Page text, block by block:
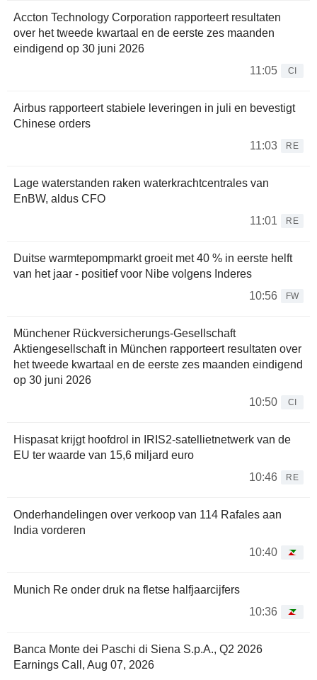
Accton Technology Corporation rapporteert resultaten
over het tweede kwartaal en de eerste zes maanden
eindigend op 30 juni 2026
11:05
CI
Airbus rapporteert stabiele leveringen in juli en bevestigt
Chinese orders
11:03
RE
Lage waterstanden raken waterkrachtcentrales van
EnBW, aldus CFO
11:01
RE
Duitse warmtepompmarkt groeit met 40 % in eerste helft
van het jaar - positief voor Nibe volgens Inderes
10:56
FW
Münchener Rückversicherungs-Gesellschaft
Aktiengesellschaft in München rapporteert resultaten over
het tweede kwartaal en de eerste zes maanden eindigend
op 30 juni 2026
10:50
CI
Hispasat krijgt hoofdrol in IRIS2-satellietnetwerk van de
EU ter waarde van 15,6 miljard euro
10:46
RE
Onderhandelingen over verkoop van 114 Rafales aan
India vorderen
10:40
Munich Re onder druk na fletse halfjaarcijfers
10:36
Banca Monte dei Paschi di Siena S.p.A., Q2 2026
Earnings Call, Aug 07, 2026